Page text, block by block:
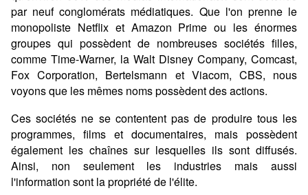
par neuf conglomérats médiatiques. Que l'on prenne le
monopoliste Netflix et Amazon Prime ou les énormes
groupes qui possèdent de nombreuses sociétés filles,
comme Time-Warner, la Walt Disney Company, Comcast,
Fox Corporation, Bertelsmann et Viacom, CBS, nous
voyons que les mêmes noms possèdent des actions.
Ces sociétés ne se contentent pas de produire tous les
programmes, films et documentaires, mais possèdent
également les chaînes sur lesquelles ils sont diffusés.
Ainsi, non seulement les industries mais aussi
l'information sont la propriété de l'élite.